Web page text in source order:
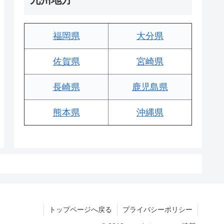
福岡県 大分県
佐賀県 宮崎県
長崎県 鹿児島県
熊本県 沖縄県
トップページへ戻る プライバシーポリシー